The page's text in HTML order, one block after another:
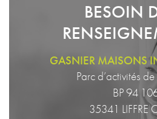
BESOIN
GASNIER MAISONS
Parc d’activités
BP 94
35341 LIFFRE